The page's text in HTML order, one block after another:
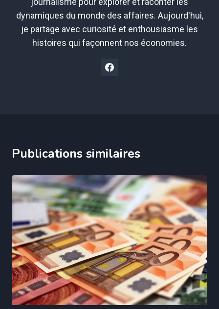
dynamiques du monde des affaires. Aujourd'hui,
je partage avec curiosité et enthousiasme les
histoires qui façonnent nos économies.
Publications similaires